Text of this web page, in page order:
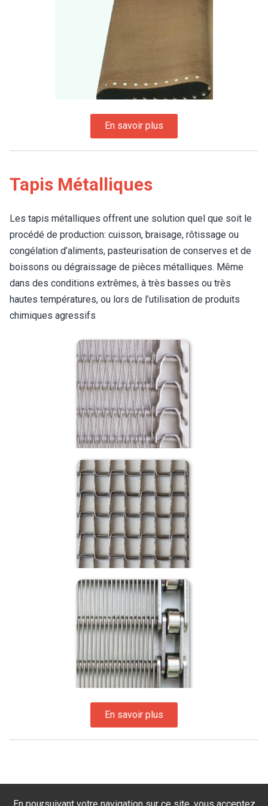
Tapis Métalliques
Les tapis métalliques offrent une solution quel que soit le
procédé de production: cuisson, braisage, rôtissage ou
congélation d’aliments, pasteurisation de conserves et de
boissons ou dégraissage de pièces métalliques. Même
dans des conditions extrêmes, à très basses ou très
hautes températures, ou lors de l’utilisation de produits
chimiques agressifs